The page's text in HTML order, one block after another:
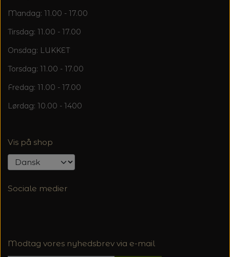
Mandag: 11.00 - 17.00
Tirsdag: 11.00 - 17.00
Onsdag: LUKKET
Torsdag: 11.00 - 17.00
Fredag: 11.00 - 17.00
Lørdag: 10.00 - 1400
Vis på shop
Sociale medier
Modtag vores nyhedsbrev via e-mail